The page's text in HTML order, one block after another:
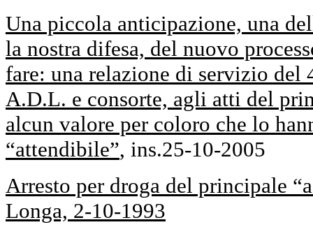
Una piccola anticipazione, una
la nostra difesa, del nuovo
fare: una relazione di servizio del
A.D.L. e consorte, agli atti del
alcun valore per coloro che lo
“attendibile”, ins.25-10-2005
Arresto per droga del principale
Longa, 2-10-1993